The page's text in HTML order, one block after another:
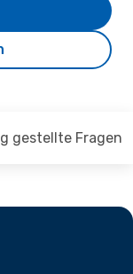
gestellte Fragen